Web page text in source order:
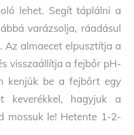
lehet. Segít táplálni a
varázsolja, ráadásul
Az almaecet elpusztítja a
visszaállítja a fejbőr pH-
kenjük be a fejbőrt egy
keverékkel, hagyjuk a
mossuk le! Hetente 1-2-